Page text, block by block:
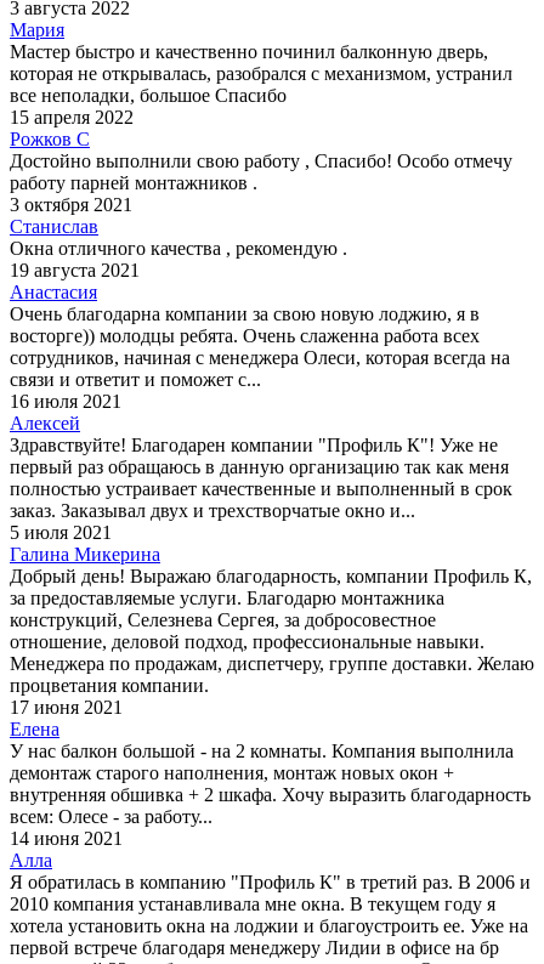
3 августа 2022
Мария
Мастер быстро и качественно починил балконную дверь,
которая не открывалась, разобрался с механизмом, устранил
все неполадки, большое Спасибо
15 апреля 2022
Рожков С
Достойно выполнили свою работу , Спасибо! Особо отмечу
работу парней монтажников .
3 октября 2021
Станислав
Окна отличного качества , рекомендую .
19 августа 2021
Анастасия
Очень благодарна компании за свою новую лоджию, я в
восторге)) молодцы ребята. Очень слаженна работа всех
сотрудников, начиная с менеджера Олеси, которая всегда на
связи и ответит и поможет с...
16 июля 2021
Алексей
Здравствуйте! Благодарен компании "Профиль К"! Уже не
первый раз обращаюсь в данную организацию так как меня
полностью устраивает качественные и выполненный в срок
заказ. Заказывал двух и трехстворчатые окно и...
5 июля 2021
Галина Микерина
Добрый день! Выражаю благодарность, компании Профиль К,
за предоставляемые услуги. Благодарю монтажника
конструкций, Селезнева Сергея, за добросовестное
отношение, деловой подход, профессиональные навыки.
Менеджера по продажам, диспетчеру, группе доставки. Желаю
процветания компании.
17 июня 2021
Елена
У нас балкон большой - на 2 комнаты. Компания выполнила
демонтаж старого наполнения, монтаж новых окон +
внутренняя обшивка + 2 шкафа. Хочу выразить благодарность
всем: Олесе - за работу...
14 июня 2021
Алла
Я обратилась в компанию "Профиль К" в третий раз. В 2006 и
2010 компания устанавливала мне окна. В текущем году я
хотела установить окна на лоджии и благоустроить ее. Уже на
первой встрече благодаря менеджеру Лидии в офисе на бр